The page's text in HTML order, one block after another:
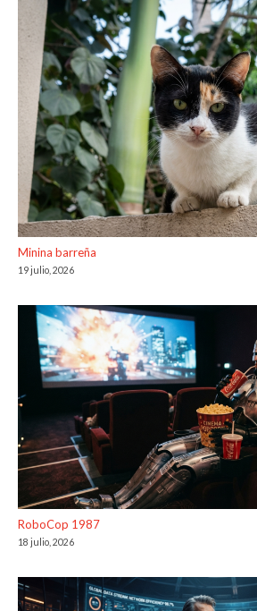
Minina barreña
19 julio, 2026
RoboCop 1987
18 julio, 2026